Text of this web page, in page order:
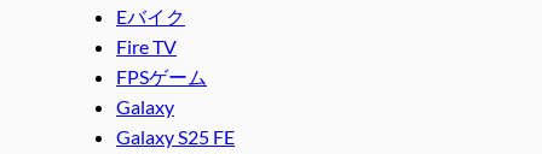
Eバイク
Fire TV
FPSゲーム
Galaxy
Galaxy S25 FE